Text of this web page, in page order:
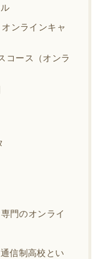
ンラインキャ
コース（オンラ
門のオンライ
信制高校とい